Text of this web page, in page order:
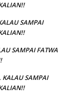
SAMPAI
SAMPAI FATWA
SAMPAI